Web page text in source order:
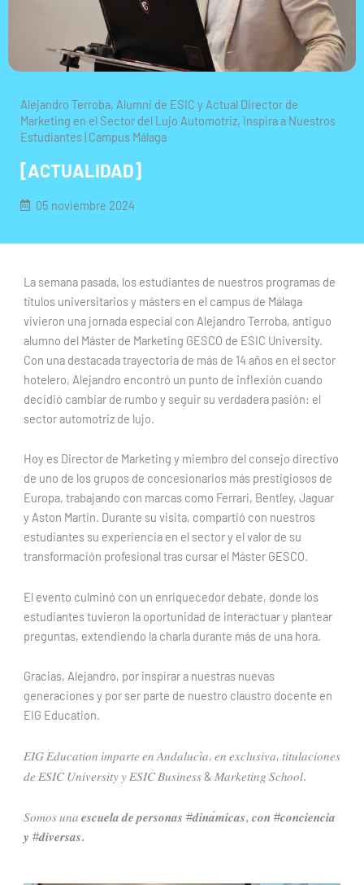
Alejandro Terroba, Alumni de ESIC y Actual Director de
Marketing en el Sector del Lujo Automotriz, Inspira a Nuestros
Estudiantes | Campus Málaga
[ACTUALIDAD]
05 noviembre 2024
La semana pasada, los estudiantes de nuestros programas de
títulos universitarios y másters en el campus de Málaga
vivieron una jornada especial con Alejandro Terroba, antiguo
alumno del Máster de Marketing GESCO de ESIC University.
Con una destacada trayectoria de más de 14 años en el sector
hotelero, Alejandro encontró un punto de inflexión cuando
decidió cambiar de rumbo y seguir su verdadera pasión: el
sector automotriz de lujo.
Hoy es Director de Marketing y miembro del consejo directivo
de uno de los grupos de concesionarios más prestigiosos de
Europa, trabajando con marcas como Ferrari, Bentley, Jaguar
y Aston Martin. Durante su visita, compartió con nuestros
estudiantes su experiencia en el sector y el valor de su
transformación profesional tras cursar el Máster GESCO.
El evento culminó con un enriquecedor debate, donde los
estudiantes tuvieron la oportunidad de interactuar y plantear
preguntas, extendiendo la charla durante más de una hora.
Gracias, Alejandro, por inspirar a nuestras nuevas
generaciones y por ser parte de nuestro claustro docente en
EIG Education.
𝐸𝐼𝐺 𝐸𝑑𝑢𝑐𝑎𝑡𝑖𝑜𝑛 𝑖𝑚𝑝𝑎𝑟𝑡𝑒 𝑒𝑛 𝐴𝑛𝑑𝑎𝑙𝑢𝑐𝑖𝑎, 𝑒𝑛 𝑒𝑥𝑐𝑙𝑢𝑠𝑖𝑣𝑎, 𝑡𝑖𝑡𝑢𝑙𝑎𝑐𝑖𝑜𝑛𝑒𝑠
𝑑𝑒 𝐸𝑆𝐼𝐶 𝑈𝑛𝑖𝑣𝑒𝑟𝑠𝑖𝑡𝑦 𝑦 𝐸𝑆𝐼𝐶 𝐵𝑢𝑠𝑖𝑛𝑒𝑠𝑠& 𝑀𝑎𝑟𝑘𝑒𝑡𝑖𝑛𝑔 𝑆𝑐ℎ𝑜𝑜𝑙.
𝑆𝑜𝑚𝑜𝑠 𝑢𝑛𝑎 𝒆𝒔𝒄𝒖𝒆𝒍𝒂 𝒅𝒆 𝒑𝒆𝒓𝒔𝒐𝒏𝒂𝒔 #𝒅𝒊𝒏𝒂𝒎𝒊𝒄𝒂𝒔, 𝒄𝒐𝒏 #𝒄𝒐𝒏𝒄𝒊𝒆𝒏𝒄𝒊𝒂
𝒚 #𝒅𝒊𝒗𝒆𝒓𝒔𝒂𝒔.